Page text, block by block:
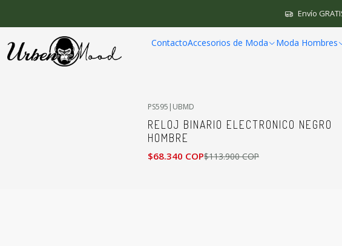
ContactoAccesorios de Moda Moda Hombres
Envío
Inicio
PS595 | UBMD
RELOJ BINARIO ELECTRONICO NEGRO
HOMBRE
$68.340 COP$113.900 COP